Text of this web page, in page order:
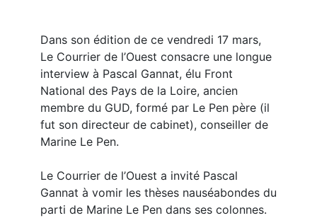
Dans son édition de ce vendredi 17 mars,
Le Courrier de l’Ouest consacre une longue
interview à Pascal Gannat, élu Front
National des Pays de la Loire, ancien
membre du GUD, formé par Le Pen père (il
fut son directeur de cabinet), conseiller de
Marine Le Pen.
Le Courrier de l’Ouest a invité Pascal
Gannat à vomir les thèses nauséabondes du
parti de Marine Le Pen dans ses colonnes.